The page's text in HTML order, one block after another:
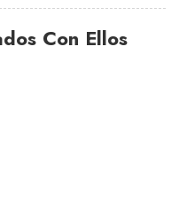
Con Ellos